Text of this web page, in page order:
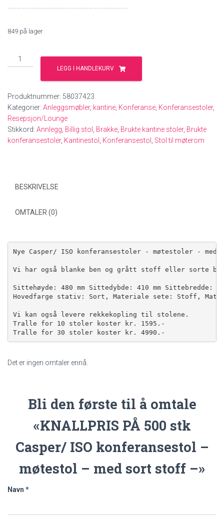
……………………………………………………………………..
849 på lager
KNALLPRIS
PÅ
Casper/
ISO
konferansestol
-
møtestol
stoff
antall
LEGG I HANDLEKURV
Produktnummer: 58037423
Kategorier: Anleggsmøbler, kantine, Konferanse, Konferansestoler,
Resepsjon/Lounge
Stikkord: Annlegg, Billig stol , Brakke, Brukte kantine stoler, Brukte
konferansestoler, Kantinestol , Konferansestol , Stol til møterom
BESKRIVELSE
OMTALER (0)
Nye Casper/ ISO konferansestoler - møtestoler -
Vi har også blanke ben og grått stoff eller sorte
Sittehøyde: 480 mm Sittedybde: 410 mm Sittebredde:
Hovedfarge stativ: Sort, Materiale sete: Stoff,
Vi kan også levere rekkekopling til stolene.
Tralle for 10 stoler koster kr. 1595.-
Tralle for 30 stoler koster kr. 4990.-
Det er ingen omtaler ennå.
Bli den første til å omtale
«KNALLPRIS PÅ 500 stk
Casper/ ISO konferansestol –
møtestol – med sort stoff –»
Navn *